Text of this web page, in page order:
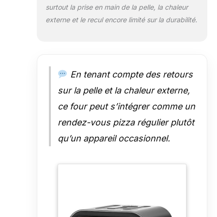
pour des résultats de cuisson
optimaux. 【5 types de pizzas
Chaque préréglage dispose de la
température et du temps de
résultats délicieux.
Alternativement, utilisez la
fonction DIY pour ajuster la
température et le temps de
permet de suivre la cuisson sans
surtout la prise en main de la pelle, la chaleur
externe et le recul encore limité sur la durabilité.
En tenant compte des retours
sur la pelle et la chaleur externe,
ce four peut s’intégrer comme un
rendez-vous pizza régulier plutôt
qu’un appareil occasionnel.